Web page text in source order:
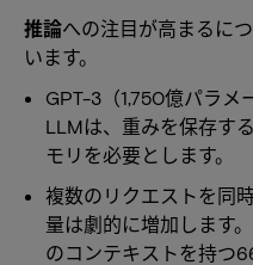
推論への注目が高まるに
います。
GPT-3（1,750億パラメ
LLMは、重みを保存す
モリを必要とします。
複数のリクエストを同
量は劇的に増加します
のコンテキストを持つ